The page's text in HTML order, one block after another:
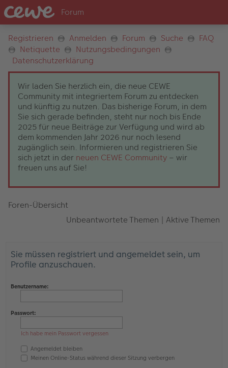
Registrieren Anmelden Forum Suche
FAQ
Netiquette
Nutzungsbedingungen
Datenschutzerklärung
Wir laden Sie herzlich ein, die neue CEWE
Community mit integriertem Forum zu entdecken
und künftig zu nutzen. Das bisherige Forum, in dem
Sie sich gerade befinden, steht nur noch bis Ende
2025 für neue Beiträge zur Verfügung und wird ab
dem kommenden Jahr 2026 nur noch lesend
zugänglich sein. Informieren und registrieren Sie
sich jetzt in der neuen CEWE Community – wir
freuen uns auf Sie!
Foren-Übersicht
Unbeantwortete Themen | Aktive Themen
Sie müssen registriert und angemeldet sein, um
Profile anzuschauen.
Benutzername:
Passwort:
Ich habe mein Passwort vergessen
Angemeldet bleiben
Meinen Online-Status während dieser Sitzung verbergen